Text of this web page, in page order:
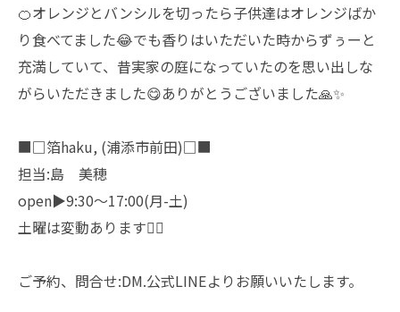
🍊オレンジとバンシルを切ったら子供達はオレンジばか
り食べてました😂でも香りはいただいた時からずぅーと
充満していて、昔実家の庭になっていたのを思い出しな
がらいただきました😋ありがとうございました🙏✨
■□箔haku, (浦添市前田)□■
担当:島 美穂
open▶︎9:30〜17:00(月-土)
土曜は変動あります🙇‍♀️
ご予約、問合せ:DM.公式LINEよりお願いいたします。